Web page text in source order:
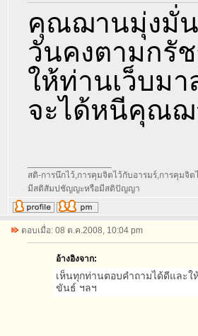
คุณฌานมุ่งมั่น
วันคงตามกรั
ให้ท่านเว็บมา
จะได้หนีคุณฌ
สติ-การนึกไว้,การคุมจิตไว้กับอารมร์,การคุมจิ
มีสติสัมปชัญญะหรือมีสติปัญญา
ตอบเมื่อ: 08 ต.ค.2008, 10:04 pm
อ้างอิงจาก:
เห็นทุกท่านตอบคำถามได้ดีและ
ขันธ์ ฯลฯ